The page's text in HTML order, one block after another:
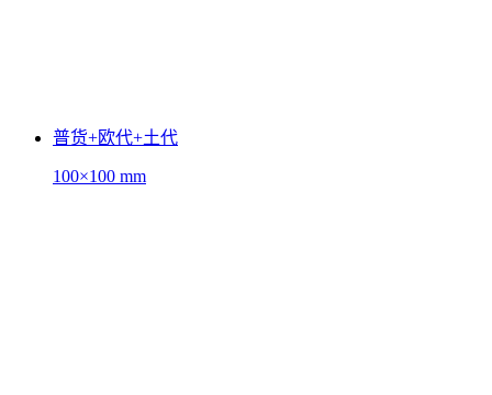
普货+欧代+土代
100×100 mm